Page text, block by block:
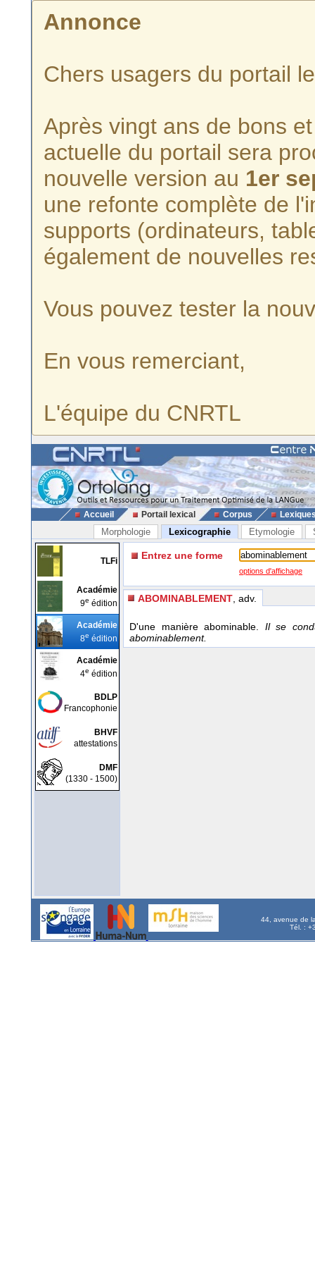
Annonce
Chers usagers du portail
Après vingt ans de bons
actuelle du portail sera
nouvelle version au 1er
une refonte complète de
supports (ordinateurs,
également de nouvelles
Vous pouvez tester la
En vous remerciant,
L'équipe du CNRTL
Accueil Portail lexical Corpus
Morphologie Lexicographie Etymologie
TLFi
Académie
9e édition
Académie
8e édition
Académie
4e édition
BDLP
Francophonie
BHVF
attestations
DMF
(1330 - 1500)
Entrez une forme
options d'affichage
ABOMINABLEMENT , adv.
D'une manière abominable. Il se
abominablement.
44, avenue de
Tél. :